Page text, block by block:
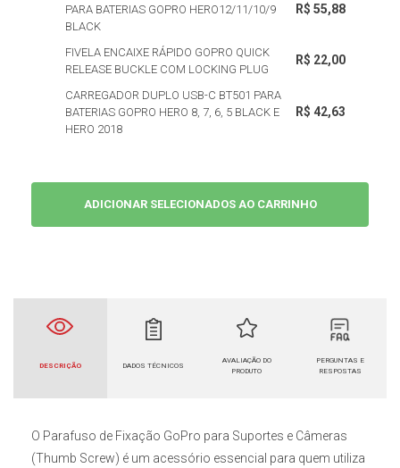
PARA BATERIAS GOPRO HERO12/11/10/9
BLACK
R$ 55,88
FIVELA ENCAIXE RÁPIDO GOPRO QUICK
RELEASE BUCKLE COM LOCKING PLUG
R$ 22,00
CARREGADOR DUPLO USB-C BT501 PARA
BATERIAS GOPRO HERO 8, 7, 6, 5 BLACK E
HERO 2018
R$ 42,63
ADICIONAR SELECIONADOS AO CARRINHO
DESCRIÇÃO DADOS TÉCNICOS
AVALIAÇÃO DO
PRODUTO
PERGUNTAS E
RESPOSTAS
O Parafuso de Fixação GoPro para Suportes e Câmeras
(Thumb Screw) é um acessório essencial para quem utiliza